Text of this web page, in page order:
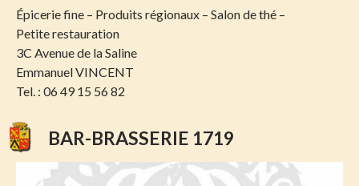
Épicerie fine – Produits régionaux – Salon de thé –
Petite restauration
3C Avenue de la Saline
Emmanuel VINCENT
Tel. : 06 49 15 56 82
BAR-BRASSERIE 1719